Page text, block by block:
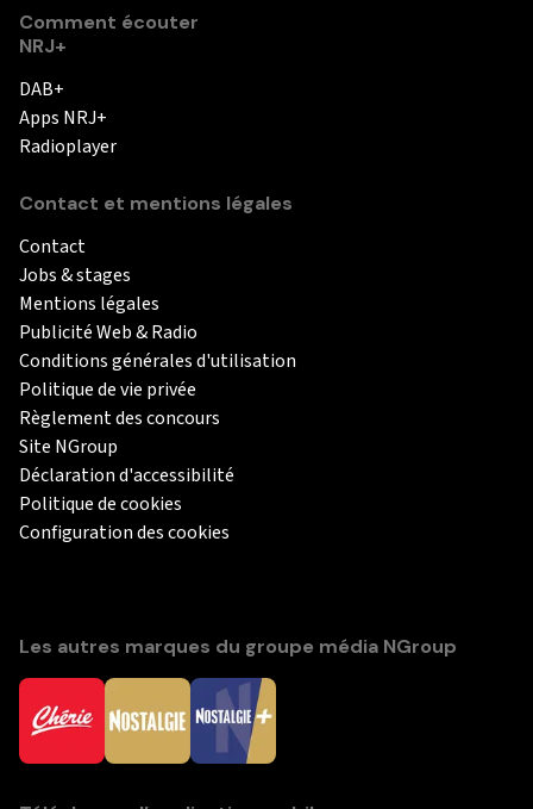
Comment écouter
NRJ+
DAB+
Apps NRJ+
Radioplayer
Contact et mentions légales
Contact
Jobs & stages
Mentions légales
Publicité Web & Radio
Conditions générales d'utilisation
Politique de vie privée
Règlement des concours
Site NGroup
Déclaration d'accessibilité
Politique de cookies
Configuration des cookies
Les autres marques du groupe média NGroup